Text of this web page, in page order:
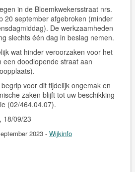
in de Bloemkwekersstraat nrs.
20 septemberafgebroken (minder
De werkzaamheden
slechts één dag in beslag nemen.
wat hinder veroorzaken voor het
doodlopende straat aan
voor dit tijdelijk ongemak en
zaken blijft tot uw beschikking
(02/464.04.07).
18/09/23
2023 - Wijkinfo